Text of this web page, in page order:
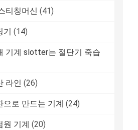
티칭머신 (41)
(14)
기계 slotter는 절단기 죽습
라인 (26)
으로 만드는 기계 (24)
원 기계 (20)